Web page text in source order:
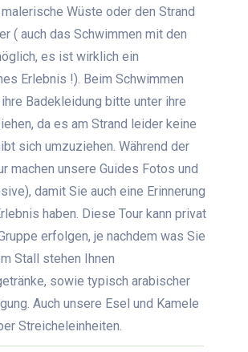
Wüste oder den Strand
( auch das Schwimmen mit den
es ist wirklich ein
Erlebnis !). Beim Schwimmen
Badekleidung bitte unter ihre
da es am Strand leider keine
sich umzuziehen. Während der
machen unsere Guides Fotos und
damit Sie auch eine Erinnerung
haben. Diese Tour kann privat
erfolgen, je nachdem was Sie
Stall stehen Ihnen
sowie typisch arabischer
Auch unsere Esel und Kamele
Streicheleinheiten.